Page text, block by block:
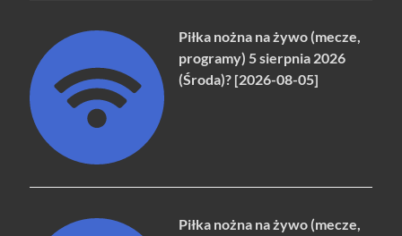
Piłka nożna na żywo (mecze,
programy) 5 sierpnia 2026
(Środa)? [2026-08-05]
Piłka nożna na żywo (mecze,